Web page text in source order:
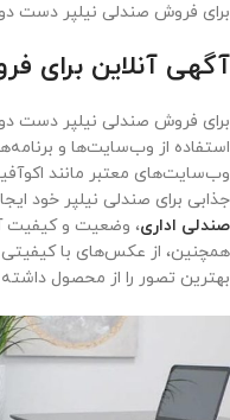
برای فروش صندلی نیلپر دست
آگهی آنلاین برای
برای فروش صندلی نیلپر دست
استفاده از وب‌سایت‌ها و
وب‌سایت‌های معتبر مانند
جذابی برای صندلی نیلپر خود
صندلی اداری، وضعیت و کیفیت
همچنین، از عکس‌های با کیفیتی
بهترین تصور را از محصول